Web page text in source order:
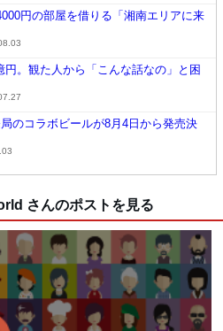
円の部屋を借りる「湘南エリアに来
。観た人から「こんな話なの」と困
のコラボビールが8月4日から発売決
さんのポストを見る